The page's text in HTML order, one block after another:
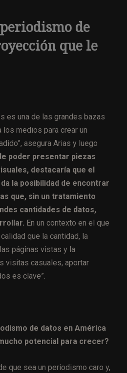
de
que le
es una de las grandes bazas
los medios para crear un
asegura Arias y luego
poder presentar piezas
destacaría que el
la posibilidad de encontrar
que, sin un tratamiento
cantidades de datos,
En un contexto en el que
que la cantidad, la
páginas vistas y la
visitas casuales, aportar
es clave”.
de datos en América
potencial para crecer?
que sea un periodismo caro y,